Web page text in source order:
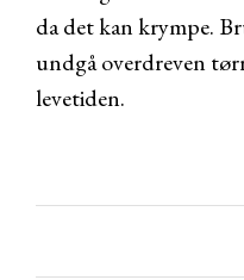
da det kan krympe.
undgå overdreven
levetiden.